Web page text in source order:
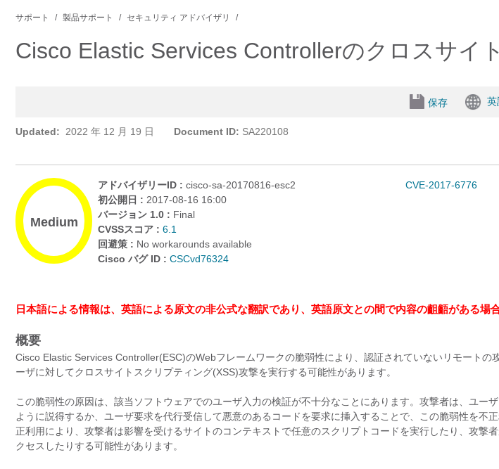
サポート 製品サポート セキュリティ アドバイザリ
Cisco Elastic Services Controllerのクロスサイ
保存 英
Updated: 2022 年 12 月 19 日 Document ID: SA220108
Medium
アドバイザリーID :cisco-sa-20170816-esc2
初公開日 : 2017-08-16 16:00
バージョン 1.0 : Final
CVSSスコア :6.1
回避策 : No workarounds available
Cisco バグ ID :CSCvd76324
CVE-2017-6776
日本語による情報は、英語による原文の非公式な翻訳であり、英語原文との間で内容の齟齬がある場
概要
Cisco Elastic Services Controller(ESC)のWebフレームワークの脆弱性により、認証されていないリモートの
ーザに対してクロスサイトスクリプティング(XSS)攻撃を実行する可能性があります。
この脆弱性の原因は、該当ソフトウェアでのユーザ入力の検証が不十分なことにあります。攻撃者は、ユー
ように説得するか、ユーザ要求を代行受信して悪意のあるコードを要求に挿入することで、この脆弱性を不
正利用により、攻撃者は影響を受けるサイトのコンテキストで任意のスクリプトコードを実行したり、攻撃
クセスしたりする可能性があります。